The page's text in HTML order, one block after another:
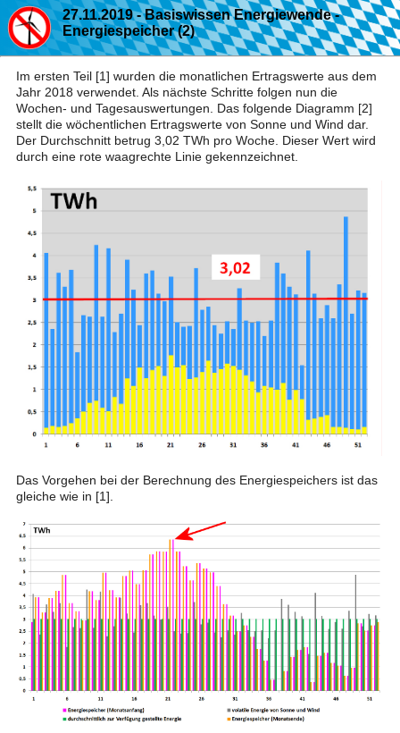
27.11.2019 - Basiswissen Energiewende -
Energiespeicher (2)
Im ersten Teil [1] wurden die monatlichen Ertragswerte aus dem
Jahr 2018 verwendet. Als nächste Schritte folgen nun die
Wochen- und Tagesauswertungen. Das folgende Diagramm [2]
stellt die wöchentlichen Ertragswerte von Sonne und Wind dar.
Der Durchschnitt betrug 3,02 TWh pro Woche. Dieser Wert wird
durch eine rote waagrechte Linie gekennzeichnet.
Das Vorgehen bei der Berechnung des Energiespeichers ist das
gleiche wie in [1].